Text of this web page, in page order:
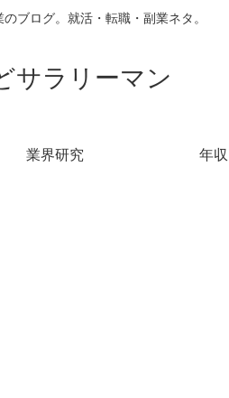
ブログ。就活・転職・副業ネタ。
サラリーマン
業界研究 年収